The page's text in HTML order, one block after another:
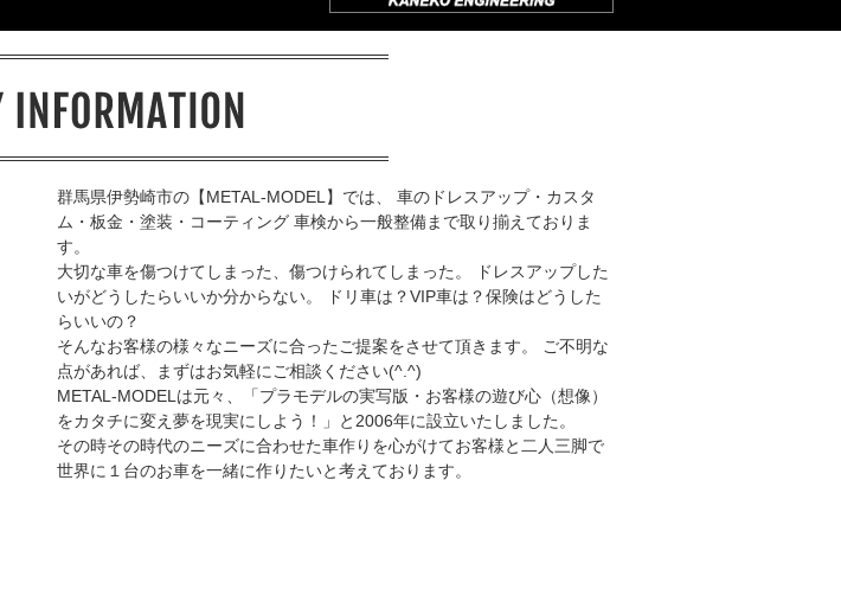
群馬県伊勢崎市の【METAL-MODEL】では、 車のドレスアップ・カスタ
ム・板金・塗装・コーティング 車検から一般整備まで取り揃えておりま
す。
大切な車を傷つけてしまった、傷つけられてしまった。 ドレスアップした
いがどうしたらいいか分からない。 ドリ車は？VIP車は？保険はどうした
らいいの？
そんなお客様の様々なニーズに合ったご提案をさせて頂きます。 ご不明な
点があれば、まずはお気軽にご相談ください(^.^)
METAL-MODELは元々、「プラモデルの実写版・お客様の遊び心（想像）
をカタチに変え夢を現実にしよう！」と2006年に設立いたしました。
その時その時代のニーズに合わせた車作りを心がけてお客様と二人三脚で
世界に１台のお車を一緒に作りたいと考えております。